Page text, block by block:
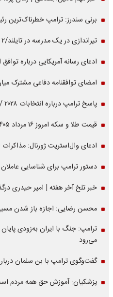
برنی سندرز: ترامپ خطرناک‌ترین
تیراندازی در یک مدرسه در تایلند/۲ کشته و ۱۵ مجروح
ادعای رسانه آمریکایی درباره
امضای توافقنامه دفاعی مشترک
پاسخ ترامپ درباره انتخابات ۲۰۲۸ /ونس یا روبیو؟
قیمت طلا و سکه امروز ۱۶ مرداد ۱۴۰۵ | طلای دست دوم گرمی چند؟
ادعای وال‌استریت ژورنال:
دستور ترامپ برای شناسایی
خبر تلخ آخر هفته | امیر حیدری
محسن رضایی: اجازه باز شدن مسیر
ترامپ: جنگ با ایران به‌زودی
می‌رود
گفت‌وگوی ترامپ با بن سلمان
پزشکیان: آموزش حق همه مردم